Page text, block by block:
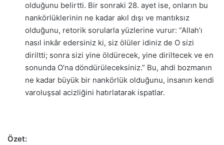
olduğunu belirtti. Bir sonraki 28. ayet ise, onların bu
nankörlüklerinin ne kadar akıl dışı ve mantıksız
olduğunu, retorik sorularla yüzlerine vurur: “Allah’ı
nasıl inkâr edersiniz ki, siz ölüler idiniz de O sizi
diriltti; sonra sizi yine öldürecek, yine diriltecek ve en
sonunda O’na döndürüleceksiniz.” Bu, ahdi bozmanın
ne kadar büyük bir nankörlük olduğunu, insanın kendi
varoluşsal acizliğini hatırlatarak ispatlar.
Özet: